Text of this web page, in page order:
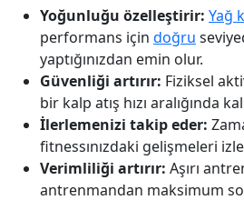
Yoğunluğu özelleştirir: Yağ
performans için doğru
yaptığınızdan emin olur.
Güvenliği artırır: Fiziksel
bir kalp atış hızı aralığında
İlerlemenizi takip eder:
fitnessınızdaki gelişmeleri
Verimliliği artırır: Aşırı
antrenmandan maksimum